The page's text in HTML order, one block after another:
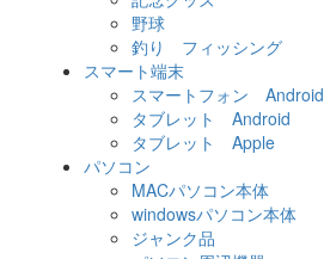
野球
釣り フィッシング
スマート端末
スマートフォン Android
タブレット Android
タブレット Apple
パソコン
MACパソコン本体
windowsパソコン本体
ジャンク品